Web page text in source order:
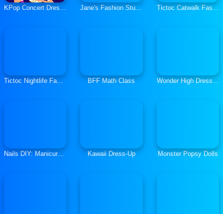
KPop Concert Dress Up Jane's Fashion Studio Tictoc Catwalk Fashion
Tictoc Nightlife Fashion BFF Math Class Wonder High Dress-Up
Nails DIY: Manicure Master Kawaii Dress-Up Monster Popsy Dolls